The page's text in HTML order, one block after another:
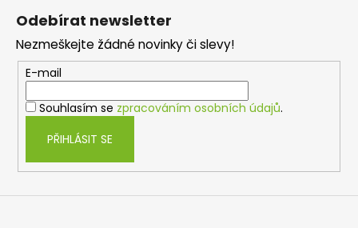
p
i
s
Odebírat newsletter
Nezmeškejte žádné novinky či slevy!
E-mail
Souhlasím se zpracováním osobních údajů.
PŘIHLÁSIT SE